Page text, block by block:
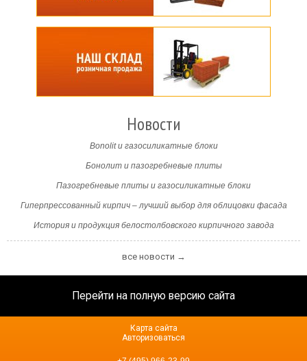
Новости
Bonolit и газосиликатные блоки
Бонолит и пазогребневые плиты
Пазогребневые плиты и газосиликатные блоки
Гиперпрессованный кирпич – лучший выбор для облицовки фасада
История и продукция белостолбовского кирпичного завода
все новости →
Перейти на полную версию сайта
Карта сайта
Авторизоваться